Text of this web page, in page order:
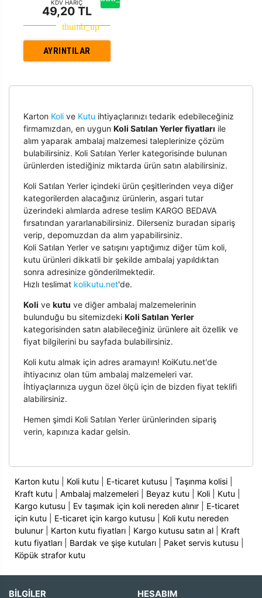
KDV HARİÇ
49,20 TL
AYRINTILAR
Karton Kolive Kutu ihtiyaçlarınızı tedarik edebileceğiniz
firmamızdan, en uygun Koli Satılan Yerler fiyatları ile
alım yaparak ambalaj malzemesi taleplerinize çözüm
bulabilirsiniz. Koli Satılan Yerler kategorisinde bulunan
ürünlerden istediğiniz miktarda ürün satın alabilirsiniz.
Koli Satılan Yerler içindeki ürün çeşitlerinden veya diğer
kategorilerden alacağınız ürünlerin, asgari tutar
üzerindeki alımlarda adrese teslim KARGO BEDAVA
fırsatından yararlanabilirsiniz. Dilerseniz buradan sipariş
verip, depomuzdan da alım yapabilirsiniz.
Koli Satılan Yerler ve satışını yaptığımız diğer tüm koli,
kutu ürünleri dikkatli bir şekilde ambalaj yapıldıktan
sonra adresinize gönderilmektedir.
Hızlı teslimat kolikutu.net'de.
Koli ve kutu ve diğer ambalaj malzemelerinin
bulunduğu bu sitemizdeki Koli Satılan Yerler
kategorisinden satın alabileceğiniz ürünlere ait özellik ve
fiyat bilgilerini bu sayfada bulabilirsiniz.
Koli kutu almak için adres aramayın! KoiKutu.net'de
ihtiyacınız olan tüm ambalaj malzemeleri var.
İhtiyaçlarınıza uygun özel ölçü için de bizden fiyat teklifi
alabilirsiniz.
Hemen şimdi Koli Satılan Yerler ürünlerinden sipariş
verin, kapınıza kadar gelsin.
Karton kutu Koli kutu E-ticaret kutusu Taşınma kolisi|
Kraft kutu
Ambalaj malzemeleri| Beyaz kutu Koli| Kutu
Kargo kutusu
Ev taşımak için koli nereden alınır| E-ticaret
için kutu
E-ticaret için kargo kutusu
Koli kutu nereden
bulunur| Karton kutu fiyatları| Kargo kutusu satın al| Kraft
kutu fiyatları| Bardak ve şişe kutuları| Paket servis kutusu
Köpük strafor kutu
BİLGİLER HESABIM